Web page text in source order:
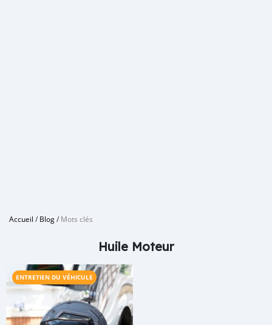
Accueil /Blog/Mots clés
Huile Moteur
ENTRETIEN DU VÉHICULE